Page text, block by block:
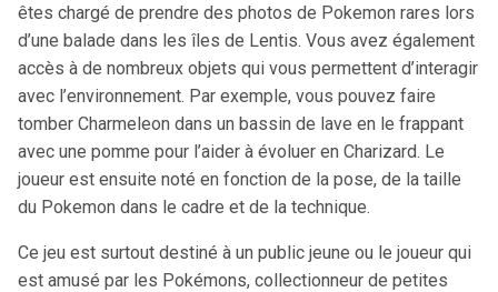
êtes chargé de prendre des photos de Pokemon rares lors
d’une balade dans les îles de Lentis. Vous avez également
accès à de nombreux objets qui vous permettent d’interagir
avec l’environnement. Par exemple, vous pouvez faire
tomber Charmeleon dans un bassin de lave en le frappant
avec une pomme pour l’aider à évoluer en Charizard. Le
joueur est ensuite noté en fonction de la pose, de la taille
du Pokemon dans le cadre et de la technique.
Ce jeu est surtout destiné à un public jeune ou le joueur qui
est amusé par les Pokémons, collectionneur de petites